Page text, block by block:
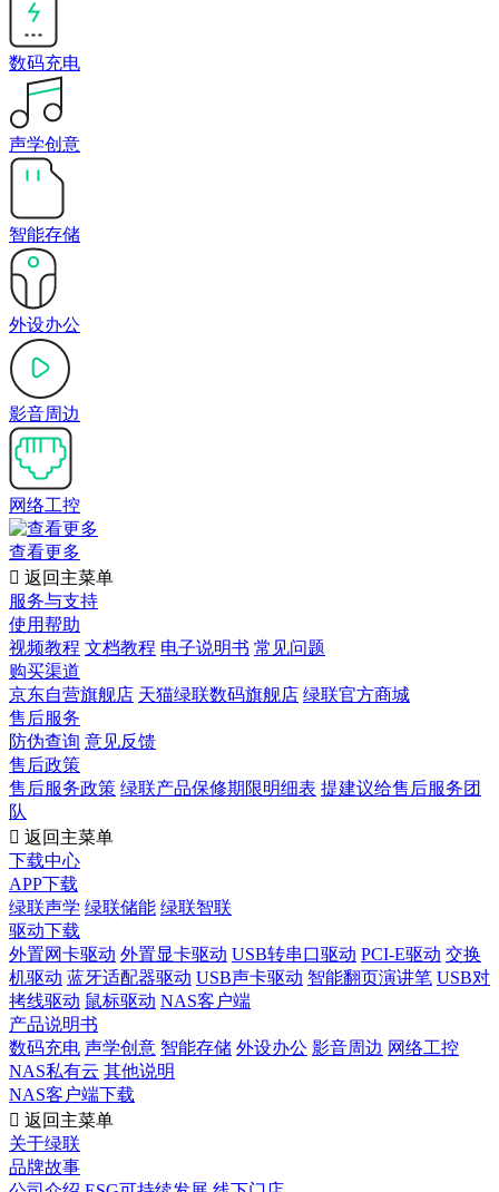
数码充电
声学创意
智能存储
外设办公
影音周边
网络工控
查看更多
 返回主菜单
服务与支持
使用帮助
视频教程 文档教程 电子说明书 常见问题
购买渠道
京东自营旗舰店 天猫绿联数码旗舰店 绿联官方商城
售后服务
防伪查询 意见反馈
售后政策
售后服务政策 绿联产品保修期限明细表 提建议给售后服务团
队
 返回主菜单
下载中心
APP下载
绿联声学 绿联储能 绿联智联
驱动下载
外置网卡驱动 外置显卡驱动 USB转串口驱动 PCI-E驱动 交换
机驱动 蓝牙适配器驱动 USB声卡驱动 智能翻页演讲笔 USB对
拷线驱动 鼠标驱动 NAS客户端
产品说明书
数码充电 声学创意 智能存储 外设办公 影音周边 网络工控
NAS私有云 其他说明
NAS客户端下载
 返回主菜单
关于绿联
品牌故事